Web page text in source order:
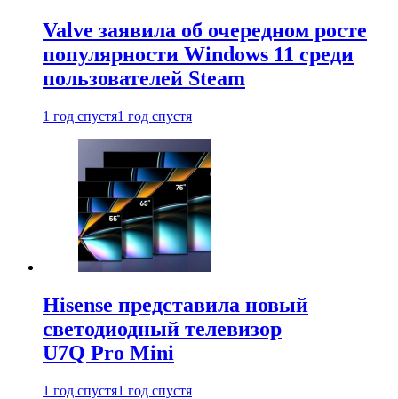
Valve заявила об очередном росте
популярности Windows 11 среди
пользователей Steam
1 год спустя1 год спустя
Hisense представила новый
светодиодный телевизор
U7Q Pro Mini
1 год спустя1 год спустя